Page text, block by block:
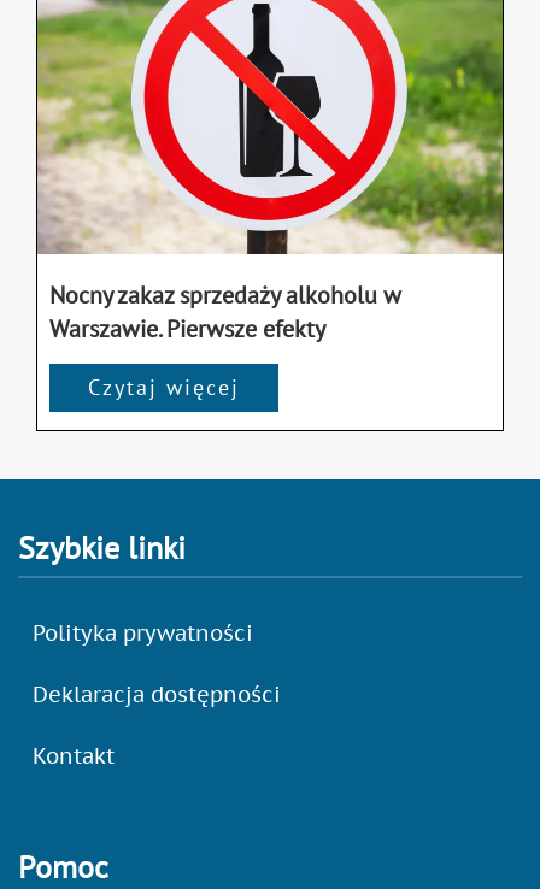
Nocny zakaz sprzedaży alkoholu w
Warszawie. Pierwsze efekty
Czytaj więcej
Szybkie linki
Polityka prywatności
Deklaracja dostępności
Kontakt
Pomoc